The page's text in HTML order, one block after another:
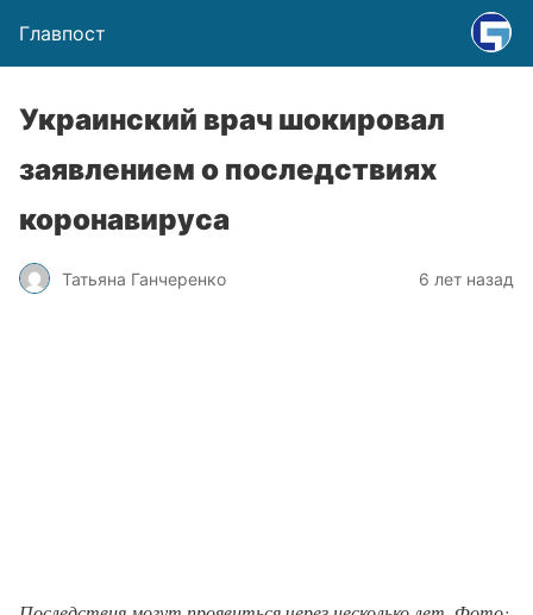
Главпост
Украинский врач шокировал
заявлением о последствиях
коронавируса
Татьяна Ганчеренко 6 лет назад